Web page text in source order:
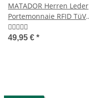
MATADOR Herren Leder
Portemonnaie RFID TüV
Retro Klassisch
49,95 € *